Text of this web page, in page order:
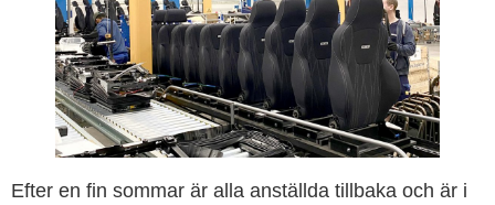
Efter en fin sommar är alla anställda tillbaka och är i